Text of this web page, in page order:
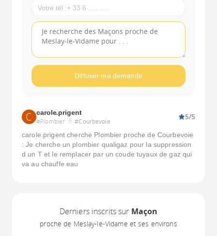
Diffuser ma demande
carole.prigent
#Plombier #Courbevoie
5/5
carole.prigent cherche Plombier proche de Courbevoie
: Je cherche un plombier qualigaz pour la suppression
d un T et le remplacer par un coude tuyaux de gaz qui
va au chauffe eau
Derniers inscrits sur Maçon
proche de Meslay-le-Vidame et ses environs